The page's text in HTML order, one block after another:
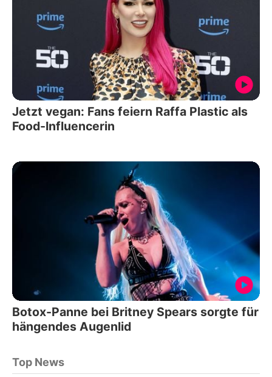
Jetzt vegan: Fans feiern Raffa Plastic als
Food-Influencerin
Botox-Panne bei Britney Spears sorgte für
hängendes Augenlid
Top News